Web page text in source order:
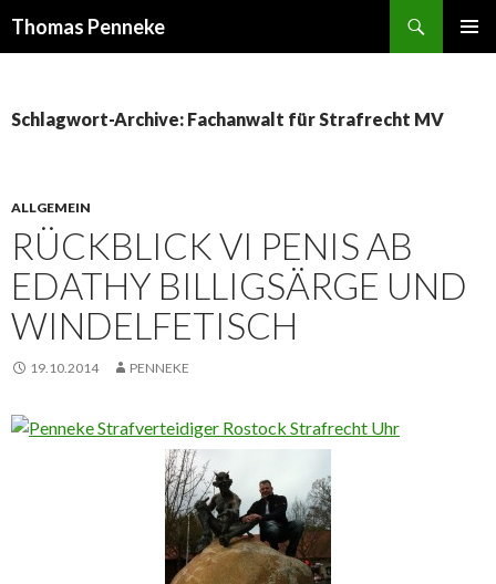
Thomas Penneke
Schlagwort-Archive: Fachanwalt für Strafrecht MV
ALLGEMEIN
RÜCKBLICK VI PENIS AB
EDATHY BILLIGSÄRGE UND
WINDELFETISCH
19.10.2014 PENNEKE